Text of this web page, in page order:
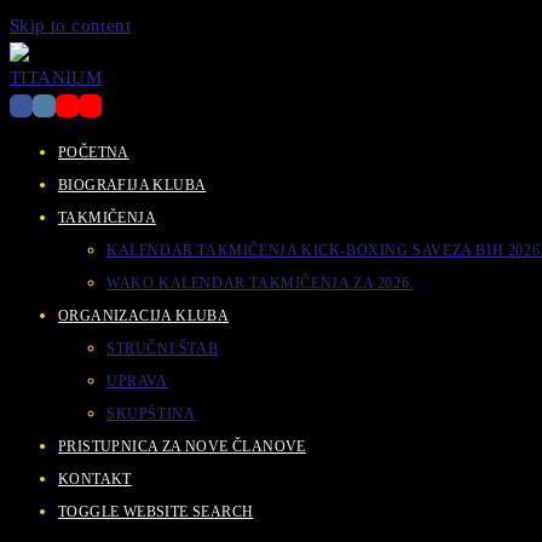
Skip to content
POČETNA
BIOGRAFIJA KLUBA
TAKMIČENJA
KALENDAR TAKMIČENJA KICK-BOXING SAVEZA BIH
WAKO KALENDAR TAKMIČENJA ZA 2026.
ORGANIZACIJA KLUBA
STRUČNI ŠTAB
UPRAVA
SKUPŠTINA
PRISTUPNICA ZA NOVE ČLANOVE
KONTAKT
TOGGLE WEBSITE SEARCH